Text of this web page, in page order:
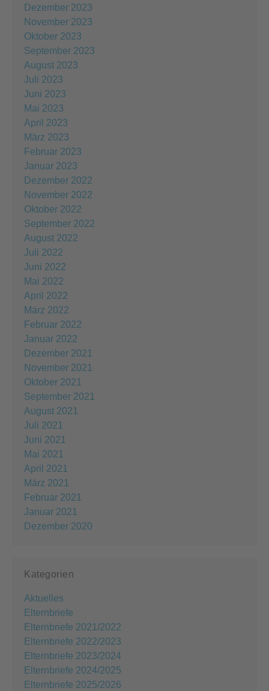
Dezember 2023
November 2023
Oktober 2023
September 2023
August 2023
Juli 2023
Juni 2023
Mai 2023
April 2023
März 2023
Februar 2023
Januar 2023
Dezember 2022
November 2022
Oktober 2022
September 2022
August 2022
Juli 2022
Juni 2022
Mai 2022
April 2022
März 2022
Februar 2022
Januar 2022
Dezember 2021
November 2021
Oktober 2021
September 2021
August 2021
Juli 2021
Juni 2021
Mai 2021
April 2021
März 2021
Februar 2021
Januar 2021
Dezember 2020
Kategorien
Aktuelles
Elternbriefe
Elternbriefe 2021/2022
Elternbriefe 2022/2023
Elternbriefe 2023/2024
Elternbriefe 2024/2025
Elternbriefe 2025/2026